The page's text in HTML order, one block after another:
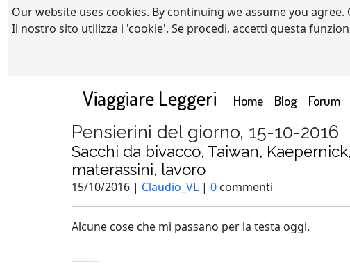
Our website uses cookies. By continuing we assume you agree.
Il nostro sito utilizza i 'cookie'. Se procedi, accetti questa
Viaggiare Leggeri Home(current)
Blog Forum
Pensierini del giorno, 15-10-2016
Sacchi da bivacco, Taiwan,
materassini, lavoro
15/10/2016 | Claudio_VL | 0 commenti
Alcune cose che mi passano per la testa oggi.
--------